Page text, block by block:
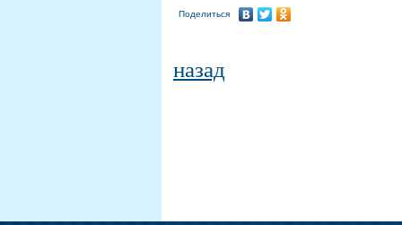
Поделиться
назад